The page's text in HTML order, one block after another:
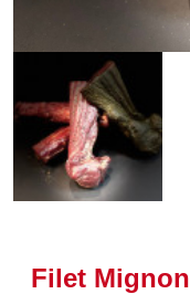
Filet Mignon